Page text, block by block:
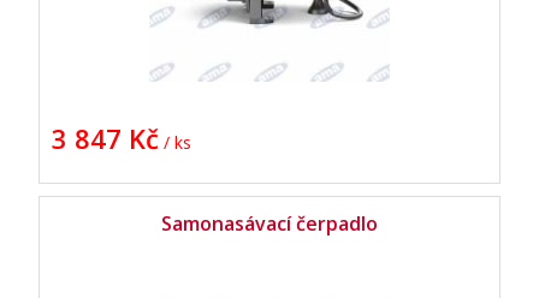
3 847 Kč / ks
Samonasávací čerpadlo